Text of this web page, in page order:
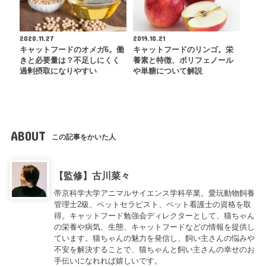
2020.11.27
キャットフードのオメガ6。働
きと必要量は？不足しにくく
過剰摂取になりやすい
2019.10.21
キャットフードのリンゴ。栄
養素と特徴、ポリフェノール
や単糖について解説
ABOUT この記事をかいた人
【監修】古川菜々
帝京科学大学アニマルサイエンス学科卒業。愛玩動物飼養
管理士2級、ペットセラピスト、ペット看護士の資格を取
得。キャットフード勉強会ディレクターとして、猫ちゃん
の栄養や病気、生態、キャットフードなどの情報を提供し
ています。猫ちゃんの魅力を発信し、飼い主さんの悩みや
不安を解決することで、猫ちゃんと飼い主さんの幸せのお
手伝いになれれば嬉しいです。